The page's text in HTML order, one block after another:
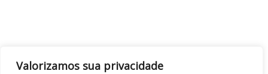
Valorizamos sua privacidade